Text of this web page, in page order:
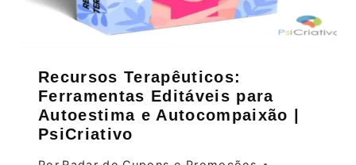
Recursos Terapêuticos:
Ferramentas Editáveis para
Autoestima e Autocompaixão |
PsiCriativo